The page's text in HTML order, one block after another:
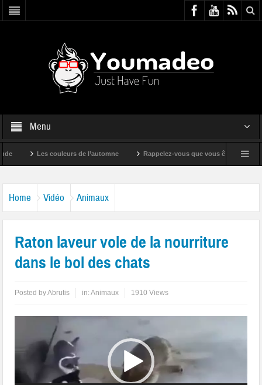
Menu
Les couleurs de l’automne Rappelez-vous que vous êtes super !
Home Vidéo Animaux
Raton laveur vole de la nourriture
dans le bol des chats
Posted byAbrutis in:Animaux 1910 Views